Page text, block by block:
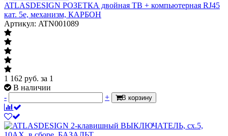
ATLASDESIGN РОЗЕТКА двойная ТВ + компьютерная RJ45
кат. 5e, механизм, КАРБОН
Артикул: ATN001089
1 162 руб. за 1
В наличии
-
+ В корзину